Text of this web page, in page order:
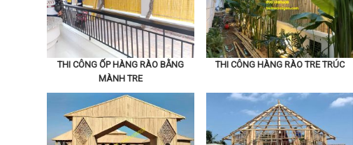
THI CÔNG ỐP HÀNG RÀO BẰNG
MÀNH TRE
THI CÔNG HÀNG RÀO TRE TRÚC